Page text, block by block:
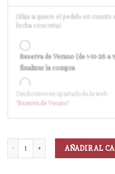
(Elija si quiere el pedido en cuanto
fecha concreta)
Reserva de Verano (de 1-10-26 a
finalizar la compra
Entrega en cuanto el pedido
Condiciones en apartado de la web:
"Reservade Verano"
AÑADIR AL